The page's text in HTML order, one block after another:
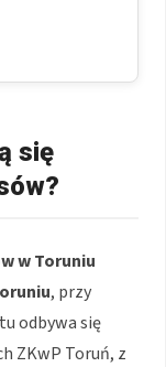
się
w Toruniu
, przy
odbywa się
ZKwP Toruń, z